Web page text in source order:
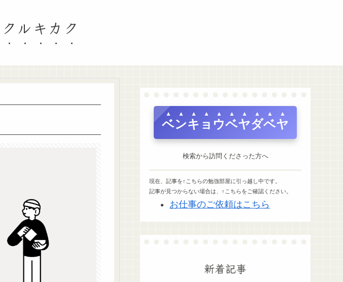
ルキカク
ベンキョウベヤダベヤ
検索から訪問くださった方へ
現在、記事を↑こちらの勉強部屋に引っ越し中です。
記事が見つからない場合は、↑こちらをご確認ください。
お仕事のご依頼はこちら
新着記事